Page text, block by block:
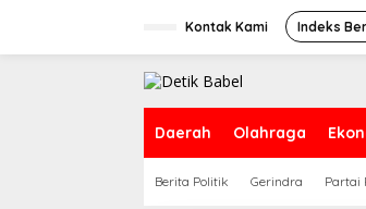
Kontak Kami Indeks
Daerah Olahraga
Berita Politik Gerindra Partai